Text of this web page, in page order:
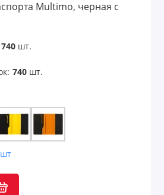
Multimo, черная с
740шт.
740шт.